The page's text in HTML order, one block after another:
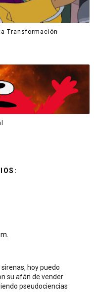
Transformación
hoy puedo
su afán de vender
pseudociencias